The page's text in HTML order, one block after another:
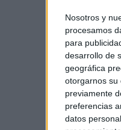
Nosotros y
procesamos
para
desarrollo de
geográfica
otorgarnos su
previamente
preferencias
datos